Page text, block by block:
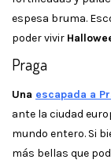
espesa bruma.
poder vivir
Praga
Una escapada a
ante la ciudad
mundo entero. Si
más bellas que